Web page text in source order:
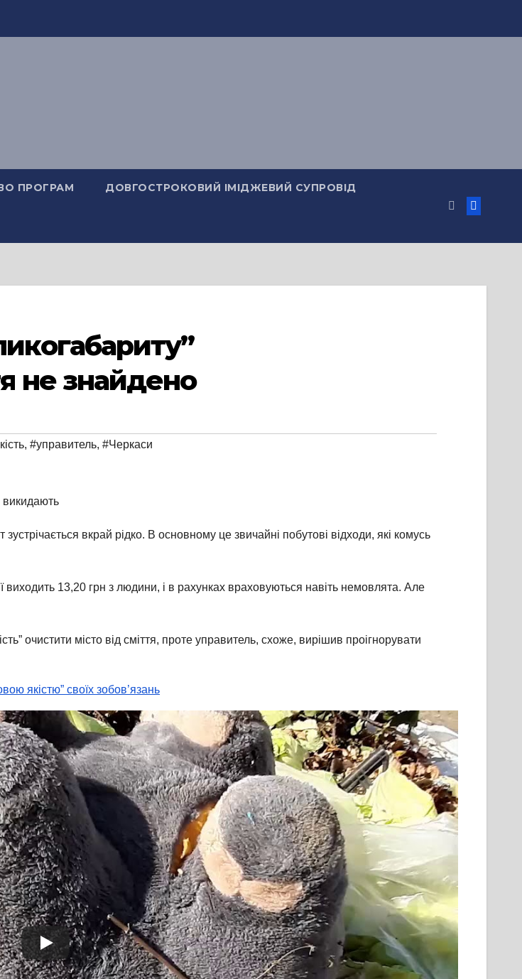
ПРОГРАМ ДОВГОСТРОКОВИЙ ІМІДЖЕВИЙ СУПРОВІД
не знайдено
, #управитель, #Черкаси
викидають
вкрай рідко. В основному це звичайні побутові відходи, які комусь
13,20 грн з людини, і в рахунках враховуються навіть немовлята. Але
очистити місто від сміття, проте управитель, схоже, вирішив проігнорувати
якістю” своїх зобов’язань